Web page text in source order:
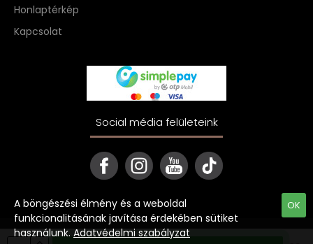
Honlaptérkép
Kapcsolat
Social média felületeink
Copyright © 2022 ekave.hu
OK
A böngészési élmény és a weboldal
funkcionalitásának javítása érdekében sütiket
használunk. Adatvédelmi szabályzat